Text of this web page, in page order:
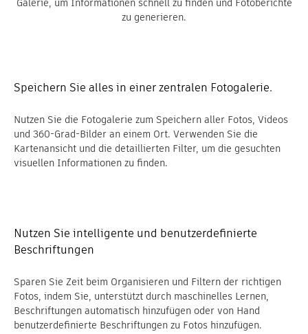
Galerie, um Informationen schnell zu finden und Fotoberichte
zu generieren.
Speichern Sie alles in einer zentralen Fotogalerie.
Nutzen Sie die Fotogalerie zum Speichern aller Fotos, Videos
und 360-Grad-Bilder an einem Ort. Verwenden Sie die
Kartenansicht und die detaillierten Filter, um die gesuchten
visuellen Informationen zu finden.
Nutzen Sie intelligente und benutzerdefinierte
Beschriftungen
Sparen Sie Zeit beim Organisieren und Filtern der richtigen
Fotos, indem Sie, unterstützt durch maschinelles Lernen,
Beschriftungen automatisch hinzufügen oder von Hand
benutzerdefinierte Beschriftungen zu Fotos hinzufügen.